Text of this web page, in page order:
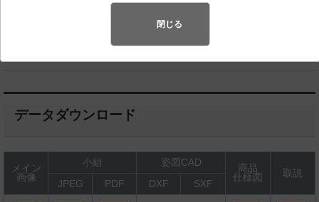
◆希望小売価格 18,200 円（税抜）
データダウンロード
メイン
画像
小組 姿図CAD
商品
仕様図
取説
JPEG
PDF DXF SXF
閉じる